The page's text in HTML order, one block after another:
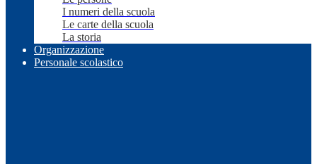
I numeri della scuola
Le carte della scuola
La storia
Organizzazione
Personale scolastico